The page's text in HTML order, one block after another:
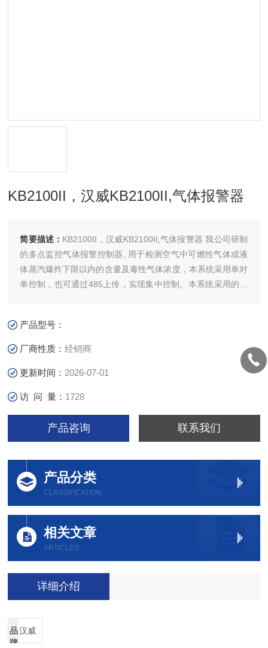
KB2100II，汉威KB2100II,气体报警器
简要描述： KB2100II，汉威KB2100II,气体报警器 我公司研制
的多点监控气体报警控制器, 用于检测空气中可燃性气体或液
体蒸汽爆炸下限以内的含量及毒性气体浓度，本系统采用单对
单控制，也可通过485上传，实现集中控制。本系统采用的微
产品型号：
厂商性质：经销商
更新时间： 2026-07-01
访 问 量： 1728
产品咨询 联系我们
产品分类
CLASSIFICATION
相关文章
ARTICLES
详细介绍
品
牌
汉威